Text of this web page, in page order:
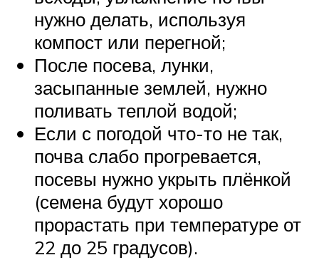
нужно делать, используя
компост или перегной;
После посева, лунки,
засыпанные землей, нужно
поливать теплой водой;
Если с погодой что-то не так,
почва слабо прогревается,
посевы нужно укрыть плёнкой
(семена будут хорошо
прорастать при температуре от
22 до 25 градусов).